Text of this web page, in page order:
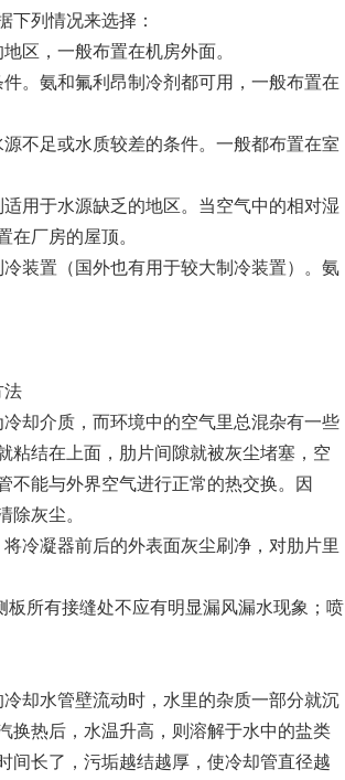
下列情况来选择：
区，一般布置在机房外面。
。氨和氟利昂制冷剂都可用，一般布置在
不足或水质较差的条件。一般都布置在室
用于水源缺乏的地区。当空气中的相对湿
在厂房的屋顶。
装置（国外也有用于较大制冷装置）。氨
法
却介质，而环境中的空气里总混杂有一些
粘结在上面，肋片间隙就被灰尘堵塞，空
不能与外界空气进行正常的热交换。因
除灰尘。
冷凝器前后的外表面灰尘刷净，对肋片里
板所有接缝处不应有明显漏风漏水现象；喷
却水管壁流动时，水里的杂质一部分就沉
换热后，水温升高，则溶解于水中的盐类
间长了，污垢越结越厚，使冷却管直径越